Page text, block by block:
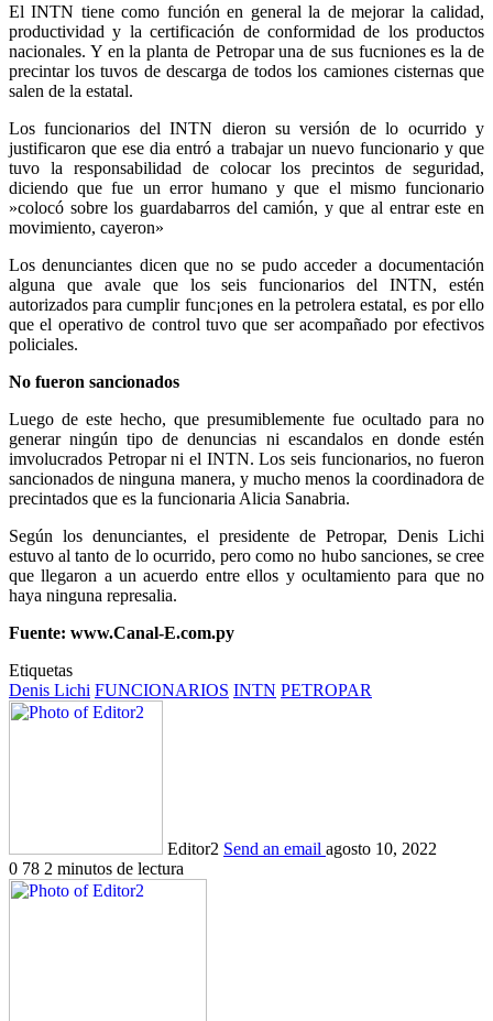
El INTN tiene como función en general la de mejorar la calidad,
productividad y la certificación de conformidad de los productos
nacionales. Y en la planta de Petropar una de sus fucniones es la de
precintar los tuvos de descarga de todos los camiones cisternas que
salen de la estatal.
Los funcionarios del INTN dieron su versión de lo ocurrido y
justificaron que ese dia entró a trabajar un nuevo funcionario y que
tuvo la responsabilidad de colocar los precintos de seguridad,
diciendo que fue un error humano y que el mismo funcionario
»colocó sobre los guardabarros del camión, y que al entrar este en
movimiento, cayeron»
Los denunciantes dicen que no se pudo acceder a documentación
alguna que avale que los seis funcionarios del INTN, estén
autorizados para cumplir func¡ones en la petrolera estatal, es por ello
que el operativo de control tuvo que ser acompañado por efectivos
policiales.
No fueron sancionados
Luego de este hecho, que presumiblemente fue ocultado para no
generar ningún tipo de denuncias ni escandalos en donde estén
imvolucrados Petropar ni el INTN. Los seis funcionarios, no fueron
sancionados de ninguna manera, y mucho menos la coordinadora de
precintados que es la funcionaria Alicia Sanabria.
Según los denunciantes, el presidente de Petropar, Denis Lichi
estuvo al tanto de lo ocurrido, pero como no hubo sanciones, se cree
que llegaron a un acuerdo entre ellos y ocultamiento para que no
haya ninguna represalia.
Fuente: www.Canal-E.com.py
Etiquetas
Denis Lichi FUNCIONARIOS INTN PETROPAR
Editor2 Send an email agosto 10, 2022
0 78 2 minutos de lectura